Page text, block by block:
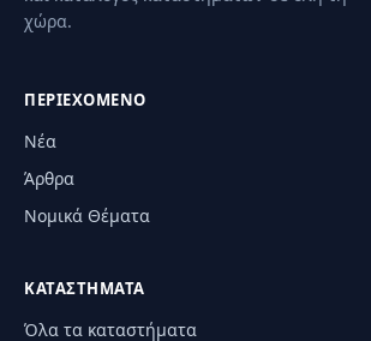
χώρα.
ΠΕΡΙΕΧΌΜΕΝΟ
Νέα
Άρθρα
Νομικά Θέματα
ΚΑΤΑΣΤΉΜΑΤΑ
Όλα τα καταστήματα